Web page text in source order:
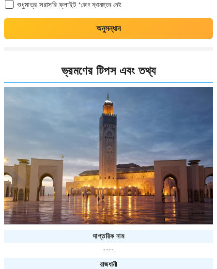
শুধুমাত্র সরাসরি ফ্লাইট *কোন স্থানান্তর নেই
অনুসন্ধান
ভ্রমণের টিপস এবং তথ্য
দাপ্তরিক নাম
----
রাজধানী